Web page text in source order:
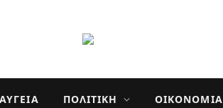
ΠΟΛΙΤΙΚΉ ΟΙΚΟΝΟΜΊΑ